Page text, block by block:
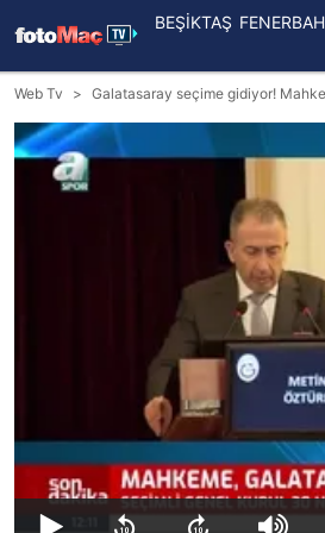
BEŞİKTAŞ
Web Tv Galatasaray seçime gidiyor!